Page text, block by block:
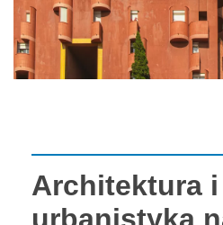
Architektura i